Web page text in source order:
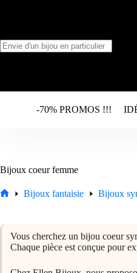
-70% PROMOS !!!
Bijoux coeur femme
Bijoux fantaisie Bijoux
Vous cherchez un bijou coeur
Chaque pièce est conçue pour